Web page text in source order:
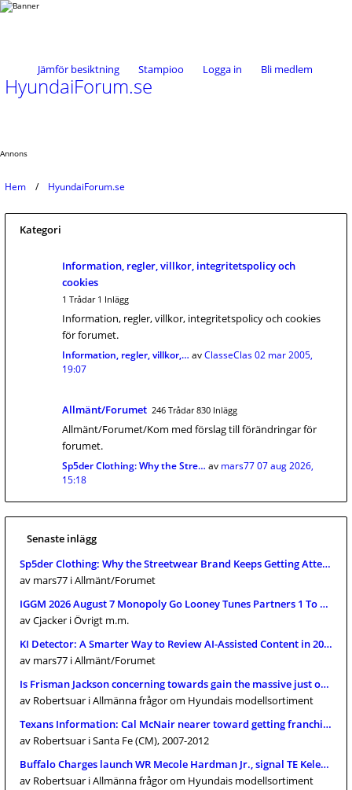
Jämför besiktning Stampioo Logga in Bli medlem
HyundaiForum.se
Annons
Hem HyundaiForum.se
Kategori
Information, regler, villkor, integritetspolicy och
cookies
1 Trådar 1 Inlägg
Information, regler, villkor, integritetspolicy och cookies
för forumet.
Information, regler, villkor,… avClasseClas02 mar 2005,
19:07
Allmänt/Forumet 246 Trådar 830 Inlägg
Allmänt/Forumet/Kom med förslag till förändringar för
forumet.
Sp5der Clothing: Why the Stre… av mars7707 aug 2026,
15:18
Senaste inlägg
Sp5der Clothing: Why the Streetwear Brand Keeps Getting Attention
av mars77 i Allmänt/Forumet
IGGM 2026 August 7 Monopoly Go Looney Tunes Partners 1 To 4 Full
av Cjacker i Övrigt m.m.
KI Detector: A Smarter Way to Review AI-Assisted Content in 2026
av mars77 i Allmänt/Forumet
Is Frisman Jackson concerning towards gain the massive just one?
av Robertsuar i Allmänna frågor om Hyundais modellsortiment
Texans Information: Cal McNair nearer toward getting franchise
av Robertsuar i Santa Fe (CM), 2007-2012
Buffalo Charges launch WR Mecole Hardman Jr., signal TE Keleki
av Robertsuar i Allmänna frågor om Hyundais modellsortiment